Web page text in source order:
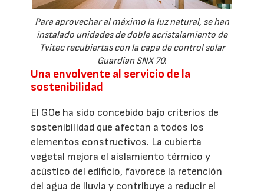
Para aprovechar al máximo la luz natural, se han
instalado unidades de doble acristalamiento de
Tvitec recubiertas con la capa de control solar
Guardian SNX 70.
Una envolvente al servicio de la
sostenibilidad
El GOe ha sido concebido bajo criterios de
sostenibilidad que afectan a todos los
elementos constructivos. La cubierta
vegetal mejora el aislamiento térmico y
acústico del edificio, favorece la retención
del agua de lluvia y contribuye a reducir el